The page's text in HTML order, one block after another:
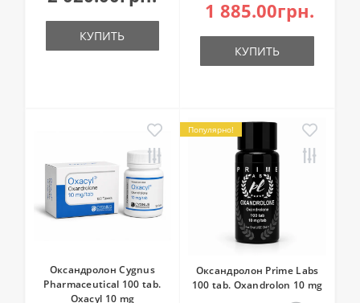
КУПИТЬ
1 885.00грн.
КУПИТЬ
Оксандролон Cygnus
Pharmaceutical 100 tab.
Oxacyl 10 mg
Популярно!
Оксандролон Prime Labs
100 tab. Oxandrolon 10 mg